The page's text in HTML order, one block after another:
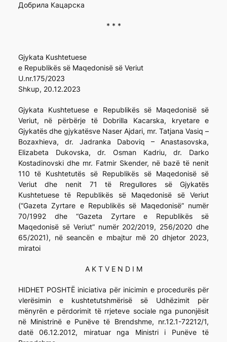
Добрила Кацарска
* * *
Gjykata Kushtetuese
e Republikës së Maqedonisë së Veriut
U.nr.175/2023
Shkup, 20.12.2023
Gjykata Kushtetuese e Republikës së Maqedonisë së
Veriut, në përbërje të Dobrilla Kacarska, kryetare e
Gjykatës dhe gjykatësve Naser Ajdari, mr. Tatjana Vasiq –
Bozaxhieva, dr. Jadranka Daboviq – Anastasovska,
Elizabeta Dukovska, dr. Osman Kadriu, dr. Darko
Kostadinovski dhe mr. Fatmir Skender, në bazë të nenit
110 të Kushtetutës së Republikës së Maqedonisë së
Veriut dhe nenit 71 të Rregullores së Gjykatës
Kushtetuese të Republikës së Maqedonisë së Veriut
(“Gazeta Zyrtare e Republikës së Maqedonisë” numër
70/1992 dhe “Gazeta Zyrtare e Republikës së
Maqedonisë së Veriut” numër 202/2019, 256/2020 dhe
65/2021), në seancën e mbajtur më 20 dhjetor 2023,
miratoi
A K T V E N D I M
HIDHET POSHTË iniciativa për inicimin e procedurës për
vlerësimin e kushtetutshmërisë së Udhëzimit për
mënyrën e përdorimit të rrjeteve sociale nga punonjësit
në Ministrinë e Punëve të Brendshme, nr.12.1-72212/1,
datë 06.12.2012, miratuar nga Ministri i Punëve të